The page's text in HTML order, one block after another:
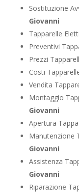
Sostituzione
Giovanni
Tapparelle
Preventivi
Prezzi
Costi
Vendita
Montaggio
Giovanni
Apertura
Manutenzione
Giovanni
Assistenza
Giovanni
Riparazione